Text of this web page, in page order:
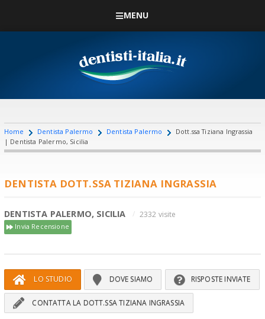
MENU
Home Dentista Palermo Dentista Palermo
Dott.ssa Tiziana Ingrassia
| Dentista Palermo, Sicilia
DENTISTA DOTT.SSA TIZIANA INGRASSIA
DENTISTA PALERMO, SICILIA 2332 visite
Invia Recensione
LO STUDIO DOVE SIAMO RISPOSTE INVIATE
CONTATTA LA DOTT.SSA TIZIANA INGRASSIA